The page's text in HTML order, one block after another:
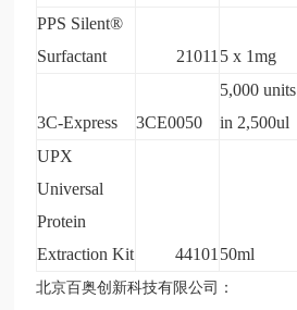
PPS Silent®
Surfactant
21011 5 x 1mg
3C-Express 3CE0050
5,000 units
in 2,500ul
UPX
Universal
Protein
Extraction Kit
44101 50ml
北京百奥创新科技有限公司：